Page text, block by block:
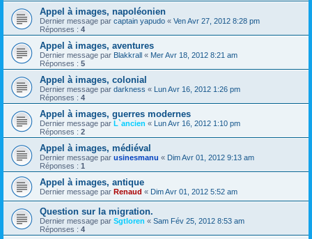
Appel à images, napoléonien
Dernier message par captain yapudo « Ven Avr 27, 2012 8:28 pm
Réponses : 4
Appel à images, aventures
Dernier message par Blakkrall « Mer Avr 18, 2012 8:21 am
Réponses : 5
Appel à images, colonial
Dernier message par darkness « Lun Avr 16, 2012 1:26 pm
Réponses : 4
Appel à images, guerres modernes
Dernier message par L`ancien « Lun Avr 16, 2012 1:10 pm
Réponses : 2
Appel à images, médiéval
Dernier message par usinesmanu « Dim Avr 01, 2012 9:13 am
Réponses : 1
Appel à images, antique
Dernier message par Renaud « Dim Avr 01, 2012 5:52 am
Question sur la migration.
Dernier message par Sgtloren « Sam Fév 25, 2012 8:53 am
Réponses : 4